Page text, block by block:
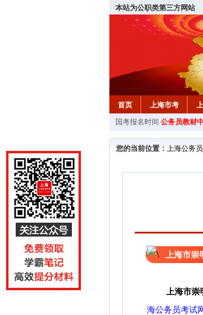
本站为公职类第三方网站
首页 上海市考
国考报名时间 公务员教材
您的当前位置： 上海公务
上海市崇
上海市
海公务员考试